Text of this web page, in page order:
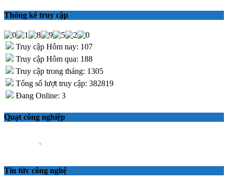
Thống kê truy cập
Truy cập Hôm nay: 107
Truy cập Hôm qua: 188
Truy cập trong tháng: 1305
Tổng số lượt truy cập: 382819
Đang Online: 3
Quạt công nghiệp
Tin tức công nghệ